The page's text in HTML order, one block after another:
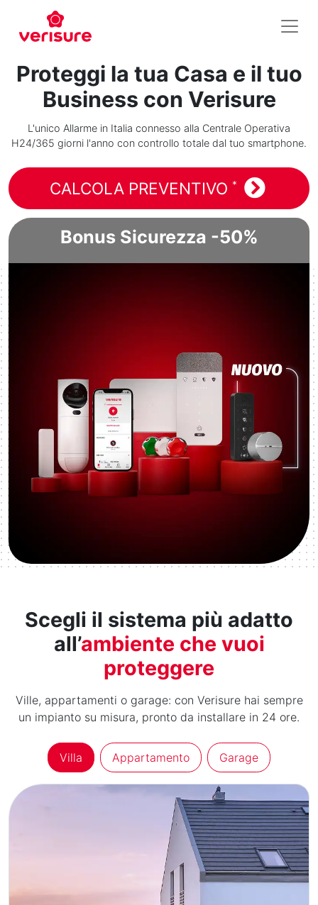
Proteggi la tua Casa e il tuo
Business con Verisure
L'unico Allarme in Italia connesso alla Centrale Operativa
H24/365 giorni l'anno con controllo totale dal tuo smartphone.
CALCOLA PREVENTIVO *
Bonus Sicurezza -50%
Scegli il sistema più adatto
all’ambiente che vuoi
proteggere
Ville, appartamenti o garage: con Verisure hai sempre
un impianto su misura, pronto da installare in 24 ore.
Villa Appartamento Garage